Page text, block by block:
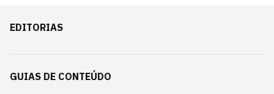
EDITORIAS
GUIAS DE CONTEÚDO